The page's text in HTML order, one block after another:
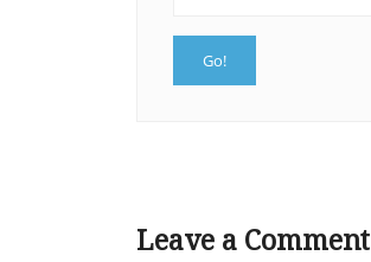
Leave a Comment